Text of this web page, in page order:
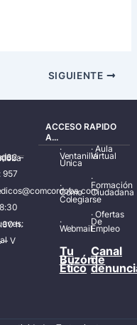
SIGUIENTE
Córdoba
– 19:30 h.
ACCESO RAPIDO
A...
·
Ventanilla
Única
·
Cómo
Colegiarse
·
Webmail
·Aula
Virtual
·
Formación
Ciudadana
·Ofertas
De
Empleo
Tu
Buzón
Ético
Canal
de